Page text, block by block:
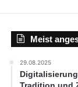
Meist
29.08.2025